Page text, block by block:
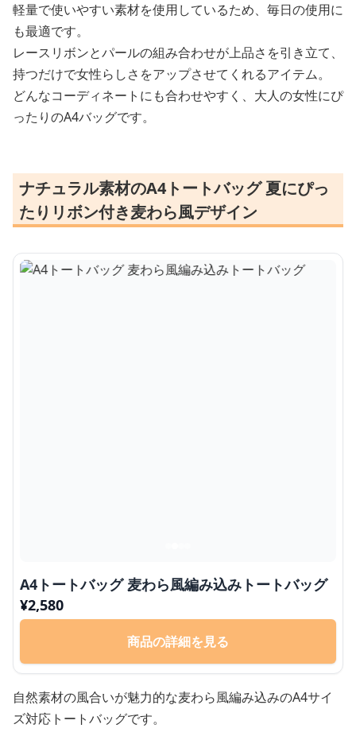
軽量で使いやすい素材を使用しているため、毎日の使用に
も最適です。
レースリボンとパールの組み合わせが上品さを引き立て、
持つだけで女性らしさをアップさせてくれるアイテム。
どんなコーディネートにも合わせやすく、大人の女性にぴ
ったりのA4バッグです。
ナチュラル素材のA4トートバッグ 夏にぴっ
たりリボン付き麦わら風デザイン
A4トートバッグ 麦わら風編み込みトートバッグ
¥2,580
商品の詳細を見る
自然素材の風合いが魅力的な麦わら風編み込みのA4サイ
ズ対応トートバッグです。